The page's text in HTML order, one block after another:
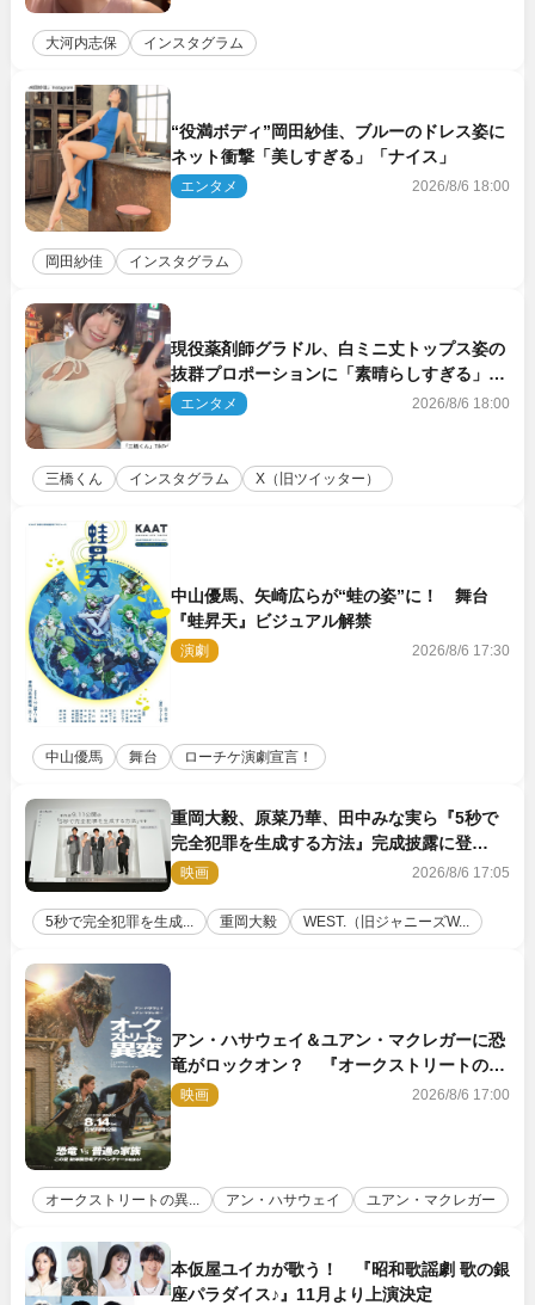
大河内志保 インスタグラム
“役満ボディ”岡田紗佳、ブルーのドレス姿に
ネット衝撃「美しすぎる」「ナイス」
エンタメ 2026/8/6 18:00
岡田紗佳 インスタグラム
現役薬剤師グラドル、白ミニ丈トップス姿の
抜群プロポーションに「素晴らしすぎる」
「すっっっご！」とネット絶賛
エンタメ 2026/8/6 18:00
三橋くん インスタグラム X（旧ツイッター）
中山優馬、矢崎広らが“蛙の姿”に！ 舞台
『蛙昇天』ビジュアル解禁
演劇 2026/8/6 17:30
中山優馬 舞台 ローチケ演劇宣言！
重岡大毅、原菜乃華、田中みな実ら『5秒で
完全犯罪を生成する方法』完成披露に登
壇！ それぞれのAI活用術も発表
映画 2026/8/6 17:05
5秒で完全犯罪を生成... 重岡大毅 WEST.（旧ジャニーズW...
アン・ハサウェイ＆ユアン・マクレガーに恐
竜がロックオン？ 『オークストリートの異
変』新ビジュアル＆本編映像初解禁
映画 2026/8/6 17:00
オークストリートの異... アン・ハサウェイ ユアン・マクレガー
本仮屋ユイカが歌う！ 『昭和歌謡劇 歌の銀
座パラダイス♪』11月より上演決定